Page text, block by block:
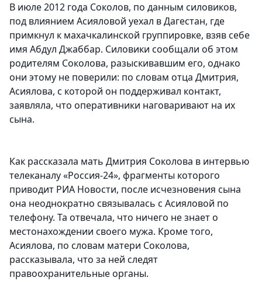
В июле 2012 года Соколов, по данным силовиков,
под влиянием Асияловой уехал в Дагестан, где
примкнул к махачкалинской группировке, взяв себе
имя Абдул Джаббар. Силовики сообщали об этом
родителям Соколова, разыскивавшим его, однако
они этому не поверили: по словам отца Дмитрия,
Асиялова, с которой он поддерживал контакт,
заявляла, что оперативники наговаривают на их
сына.
Как рассказала мать Дмитрия Соколова в интервью
телеканалу «Россия-24», фрагменты которого
приводит РИА Новости, после исчезновения сына
она неоднократно связывалась с Асияловой по
телефону. Та отвечала, что ничего не знает о
местонахождении своего мужа. Кроме того,
Асиялова, по словам матери Соколова,
рассказывала, что за ней следят
правоохранительные органы.